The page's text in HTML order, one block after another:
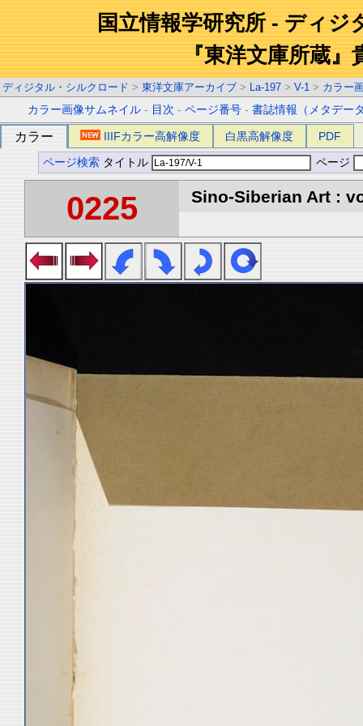
国立情報学研究所 - ディジ
『東洋文庫所蔵』
ディジタル・シルクロード > 東洋文庫アーカイブ > La-197 > V-1 > カラー
カラー画像サムネイル - 目次 -ページ番号 -書誌情報（メタデー
カラー IIIFカラー高解像度 白黒高解像度 PDF
ページ検索 タイトル ページ
0225 Sino-Siberian Art :